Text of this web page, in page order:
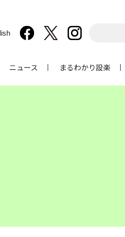
ニュース まるわかり設楽